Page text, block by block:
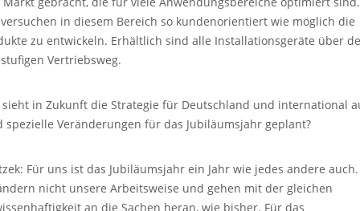
in diesem Bereich so kundenorientiert wie möglich die
zu entwickeln. Erhältlich sind alle Installationsgeräte über
Vertriebsweg.
sieht in Zukunft die Strategie für Deutschland und international
spezielle Veränderungen für das Jubiläumsjahr geplant?
Für uns ist das Jubiläumsjahr ein Jahr wie jedes andere
nicht unsere Arbeitsweise und gehen mit der gleichen
an die Sachen heran, wie bisher. Für das